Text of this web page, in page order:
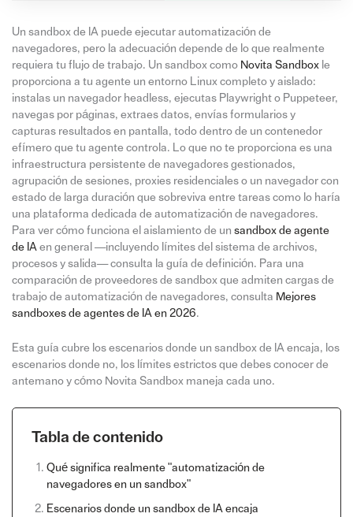
Un sandbox de IA puede ejecutar automatización de
navegadores, pero la adecuación depende de lo que realmente
requiera tu flujo de trabajo. Un sandbox como Novita Sandboxle
proporciona a tu agente un entorno Linux completo y aislado:
instalas un navegador headless, ejecutas Playwright o Puppeteer,
navegas por páginas, extraes datos, envías formularios y
capturas resultados en pantalla, todo dentro de un contenedor
efímero que tu agente controla. Lo que no te proporciona es una
infraestructura persistente de navegadores gestionados,
agrupación de sesiones, proxies residenciales o un navegador con
estado de larga duración que sobreviva entre tareas como lo haría
una plataforma dedicada de automatización de navegadores.
Para ver cómo funciona el aislamiento de un sandbox de agente
de IA en general —incluyendo límites del sistema de archivos,
procesos y salida— consulta la guía de definición. Para una
comparación de proveedores de sandbox que admiten cargas de
trabajo de automatización de navegadores, consulta Mejores
sandboxes de agentes de IA en 2026.
Esta guía cubre los escenarios donde un sandbox de IA encaja, los
escenarios donde no, los límites estrictos que debes conocer de
antemano y cómo Novita Sandbox maneja cada uno.
Tabla de contenido
Qué significa realmente "automatización de
navegadores en un sandbox"
Escenarios donde un sandbox de IA encaja